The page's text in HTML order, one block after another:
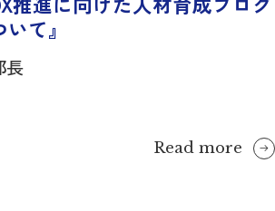
て』
長
Read more